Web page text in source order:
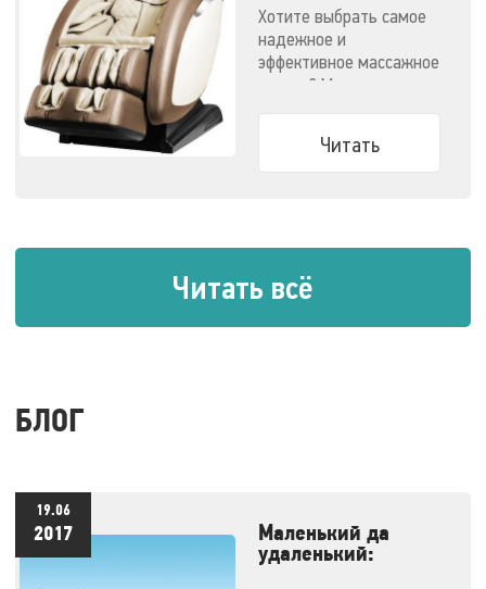
Хотите выбрать самое
надежное и
эффективное массажное
кресло? Мы
Читать
Читать всё
БЛОГ
19.06
2017
Маленький да
удаленький: